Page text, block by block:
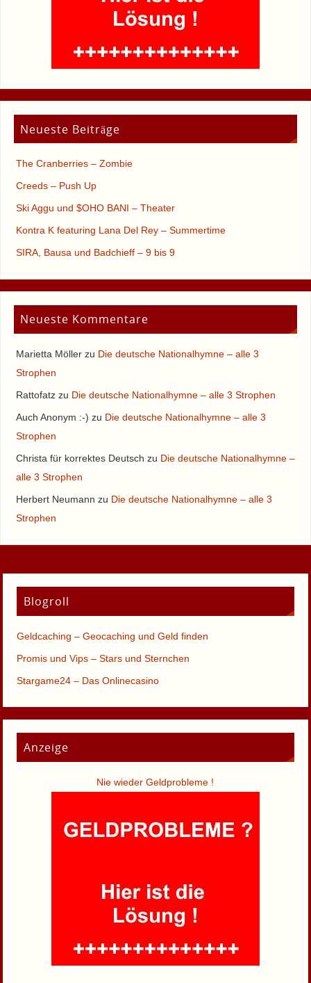
Neueste Beiträge
The Cranberries – Zombie
Creeds – Push Up
Ski Aggu und $OHO BANI – Theater
Kontra K featuring Lana Del Rey – Summertime
SIRA, Bausa und Badchieff – 9 bis 9
Neueste Kommentare
Marietta Möllerzu Die deutsche Nationalhymne – alle 3
Strophen
Rattofatzzu Die deutsche Nationalhymne – alle 3 Strophen
Auch Anonym :-) zu Die deutsche Nationalhymne – alle 3
Strophen
Christa für korrektes Deutsch zu Die deutsche Nationalhymne –
alle 3 Strophen
Herbert Neumann zu Die deutsche Nationalhymne – alle 3
Strophen
Blogroll
Geldcaching – Geocaching und Geld finden
Promis und Vips – Stars und Sternchen
Stargame24 – Das Onlinecasino
Anzeige
Nie wieder Geldprobleme !